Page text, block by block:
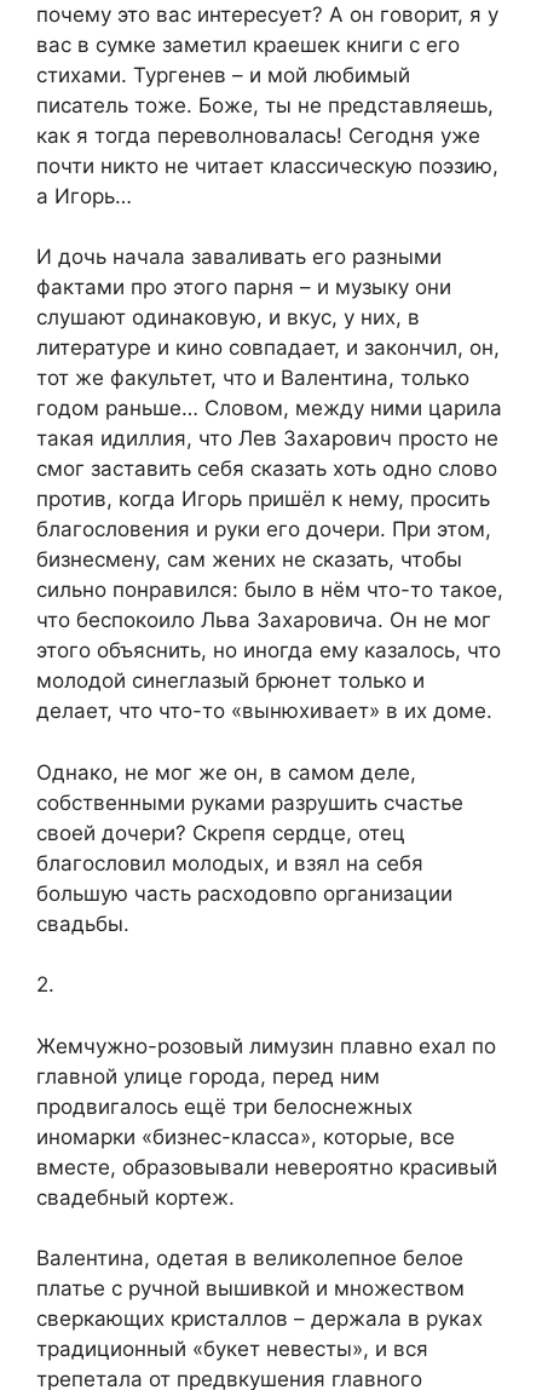
почему это вас интересует? А он говорит, я у
вас в сумке заметил краешек книги с его
стихами. Тургенев – и мой любимый
писатель тоже. Боже, ты не представляешь,
как я тогда переволновалась! Сегодня уже
почти никто не читает классическую поэзию,
а Игорь…
И дочь начала заваливать его разными
фактами про этого парня – и музыку они
слушают одинаковую, и вкус, у них, в
литературе и кино совпадает, и закончил, он,
тот же факультет, что и Валентина, только
годом раньше… Словом, между ними царила
такая идиллия, что Лев Захарович просто не
смог заставить себя сказать хоть одно слово
против, когда Игорь пришёл к нему, просить
благословения и руки его дочери. При этом,
бизнесмену, сам жених не сказать, чтобы
сильно понравился: было в нём что-то такое,
что беспокоило Льва Захаровича. Он не мог
этого объяснить, но иногда ему казалось, что
молодой синеглазый брюнет только и
делает, что что-то «вынюхивает» в их доме.
Однако, не мог же он, в самом деле,
собственными руками разрушить счастье
своей дочери? Скрепя сердце, отец
благословил молодых, и взял на себя
большую часть расходовпо организации
свадьбы.
2.
Жемчужно-розовый лимузин плавно ехал по
главной улице города, перед ним
продвигалось ещё три белоснежных
иномарки «бизнес-класса», которые, все
вместе, образовывали невероятно красивый
свадебный кортеж.
Валентина, одетая в великолепное белое
платье с ручной вышивкой и множеством
сверкающих кристаллов – держала в руках
традиционный «букет невесты», и вся
трепетала от предвкушения главного